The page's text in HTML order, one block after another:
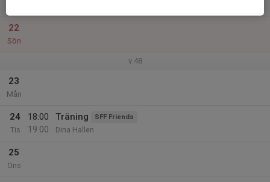
22
Sön
v.48
23
Mån
24
Tis
18:00
19:00
Träning SFF Friends
Dina Hallen
25
Ons